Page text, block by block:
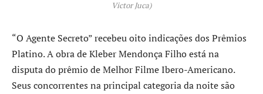
Victor Juca)
“O Agente Secreto” recebeu oito indicações dos Prêmios
Platino. A obra de Kleber Mendonça Filho está na
disputa do prêmio de Melhor Filme Ibero-Americano.
Seus concorrentes na principal categoria da noite são